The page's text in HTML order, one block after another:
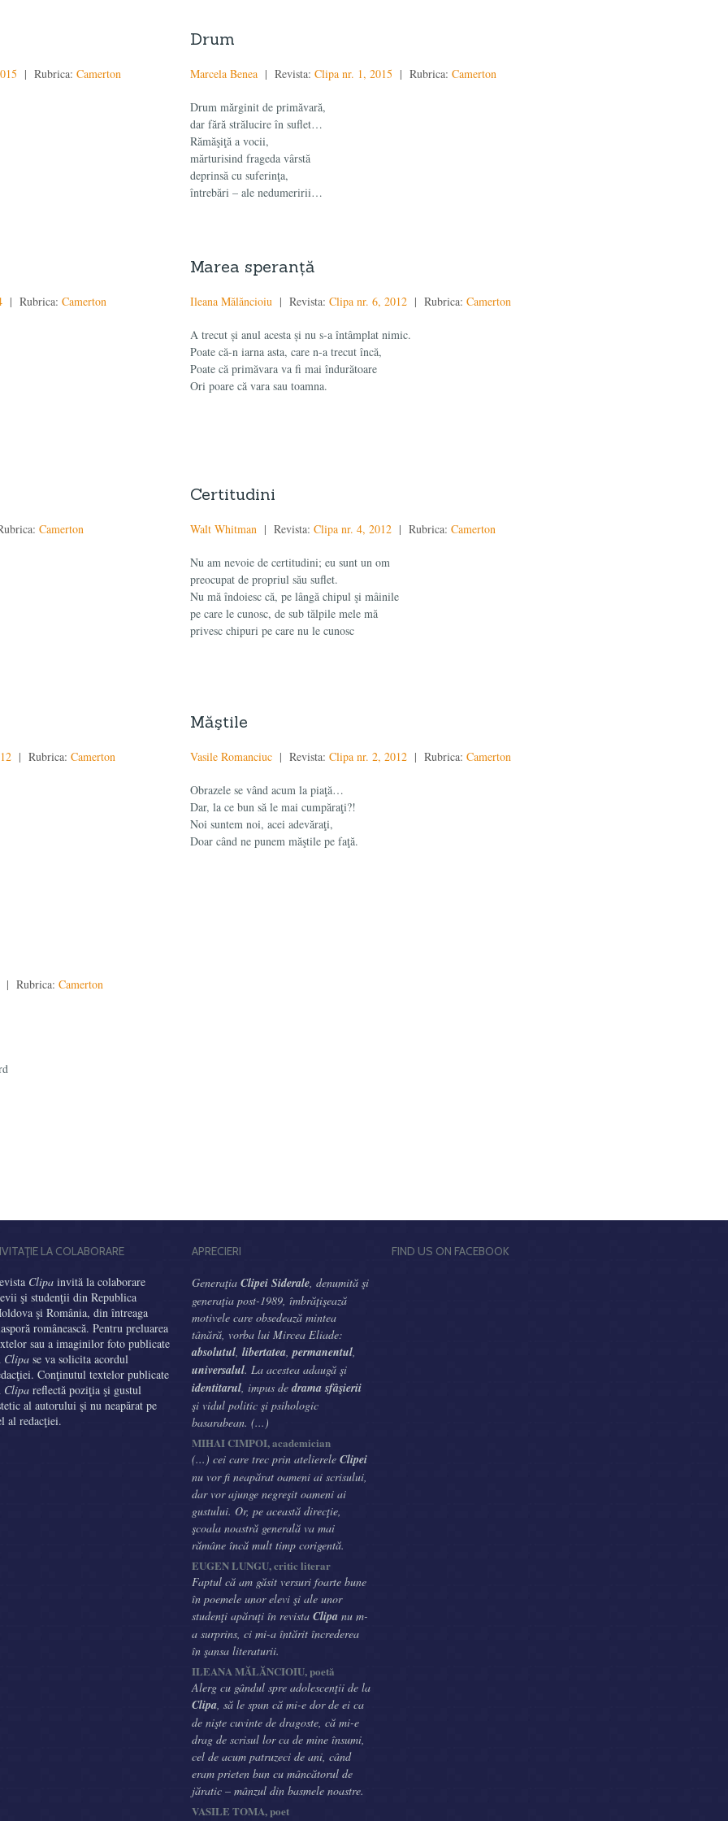
| Rubrica: Camerton
Drum
Marcela Benea | Revista: Clipa nr. 1, 2015 | Rubrica: Camerton
Drum mărginit de primăvară,
dar fără strălucire în suflet…
Rămăşiţă a vocii,
mărturisind frageda vârstă
deprinsă cu suferinţa,
întrebări – ale nedumeririi…
| Rubrica: Camerton
Marea speranţă
Ileana Mălăncioiu | Revista: Clipa nr. 6, 2012 | Rubrica: Camerton
A trecut și anul acesta și nu s-a întâmplat nimic.
Poate că-n iarna asta, care n-a trecut încă,
Poate că primăvara va fi mai îndurătoare
Ori poare că vara sau toamna.
Camerton
Certitudini
Walt Whitman | Revista: Clipa nr. 4, 2012 | Rubrica: Camerton
Nu am nevoie de certitudini; eu sunt un om
preocupat de propriul său suflet.
Nu mă îndoiesc că, pe lângă chipul şi mâinile
pe care le cunosc, de sub tălpile mele mă
privesc chipuri pe care nu le cunosc
| Rubrica: Camerton
Măştile
Vasile Romanciuc | Revista: Clipa nr. 2, 2012 | Rubrica: Camerton
Obrazele se vând acum la piaţă…
Dar, la ce bun să le mai cumpăraţi?!
Noi suntem noi, acei adevăraţi,
Doar când ne punem măştile pe faţă.
| Rubrica: Camerton
LA COLABORARE
Clipa invită la colaborare
şi studenţii din Republica
şi România, din întreaga
românească. Pentru preluarea
sau a imaginilor foto publicate
Clipa se va solicita acordul
Conţinutul textelor publicate
Clipa reflectă poziţia şi gustul
al autorului şi nu neapărat pe
al redacţiei.
APRECIERI
Generaţia Clipei Siderale, denumită şi
generaţia post-1989, îmbrăţişează
motivele care obsedează mintea
tânără, vorba lui Mircea Eliade:
absolutul, libertatea,permanentul,
universalul. La acestea adaugă şi
identitarul, impus dedrama sfâşierii
şi vidul politic şi psihologic
basarabean. (...)
MIHAI CIMPOI, academician
(...) cei care trec prin atelierele Clipei
nu vor fi neapărat oameni ai scrisului,
dar vor ajunge negreşit oameni ai
gustului. Or, pe această direcţie,
şcoala noastră generală va mai
rămâne încă mult timp corigentă.
EUGEN LUNGU, critic literar
Faptul că am găsit versuri foarte bune
în poemele unor elevi şi ale unor
studenţi apăruţi în revista Clipa nu m-
a surprins, ci mi-a întărit încrederea
în şansa literaturii.
ILEANA MĂLĂNCIOIU, poetă
Alerg cu gândul spre adolescenţii de la
Clipa, să le spun că mi-e dor de ei ca
de nişte cuvinte de dragoste, că mi-e
drag de scrisul lor ca de mine însumi,
cel de acum patruzeci de ani, când
eram prieten bun cu mâncătorul de
jăratic – mânzul din basmele noastre.
VASILE TOMA, poet
FIND US ON FACEBOOK